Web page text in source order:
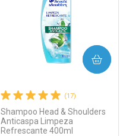
Ativar Desconto
Comprar sem Desconto
(17)
Shampoo Head & Shoulders
Anticaspa Limpeza
Refrescante 400ml
COMPRAR